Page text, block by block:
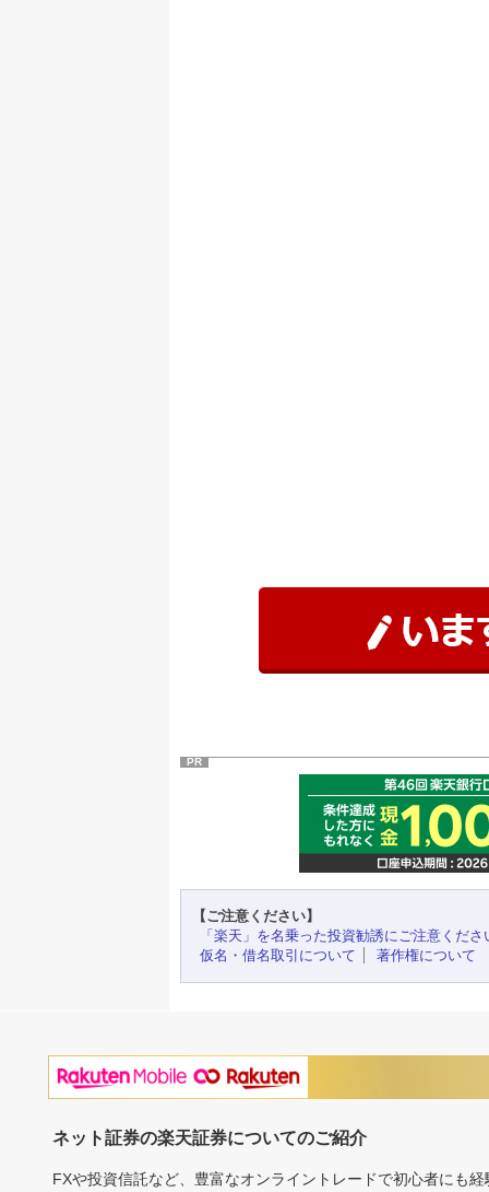
PR
【ご注意ください】
「楽天」を名乗った投資勧誘にご注意くださ
仮名・借名取引について
著作権について
ネット証券の楽天証券についてのご紹介
FXや投資信託など、豊富なオンライントレードで初心者にも